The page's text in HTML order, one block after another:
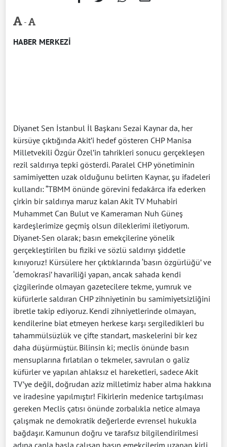
-
HABER MERKEZİ
Diyanet Sen İstanbul İl Başkanı Sezai Kaynar da, her
kürsüye çıktığında Akit’i hedef gösteren CHP Manisa
Milletvekili Özgür Özel’in tahrikleri sonucu gerçekleşen
rezil saldırıya tepki gösterdi. Paralel CHP yönetiminin
samimiyetten uzak olduğunu belirten Kaynar, şu ifadeleri
kullandı: “TBMM önünde görevini fedakârca ifa ederken
çirkin bir saldırıya maruz kalan Akit TV Muhabiri
Muhammet Can Bulut ve Kameraman Nuh Güneş
kardeşlerimize geçmiş olsun dileklerimi iletiyorum.
Diyanet-Sen olarak; basın emekçilerine yönelik
gerçekleştirilen bu fiziki ve sözlü saldırıyı şiddetle
kınıyoruz! Kürsülere her çıktıklarında ‘basın özgürlüğü’ ve
‘demokrasi’ havariliği yapan, ancak sahada kendi
çizgilerinde olmayan gazetecilere tekme, yumruk ve
küfürlerle saldıran CHP zihniyetinin bu samimiyetsizliğini
ibretle takip ediyoruz. Kendi zihniyetlerinde olmayan,
kendilerine biat etmeyen herkese karşı sergiledikleri bu
tahammülsüzlük ve çifte standart, maskelerini bir kez
daha düşürmüştür. Bilinsin ki; meclis önünde basın
mensuplarına fırlatılan o tekmeler, savrulan o galiz
küfürler ve yapılan ahlaksız el hareketleri, sadece Akit
TV’ye değil, doğrudan aziz milletimiz haber alma hakkına
ve iradesine yapılmıştır! Fikirlerin medenice tartışılması
gereken Meclis çatısı önünde zorbalıkla netice almaya
çalışmak ne demokratik değerlerde evrensel hukukla
bağdaşır. Kamunun doğru ve tarafsız bilgilendirilmesi
adına canla başla çalışan basın emekçilerim uzanan kirli